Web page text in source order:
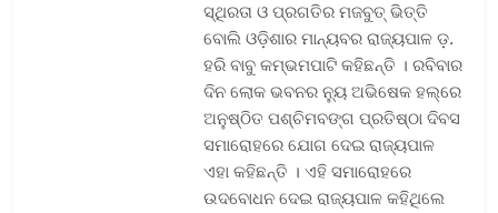
ସ୍ଥିରତା ଓ ପ୍ରଗତିର ମଜବୁତ୍ ଭିତ୍ତି
ବୋଲି ଓଡ଼ିଶାର ମାନ୍ୟବର ରାଜ୍ୟପାଳ ଡ଼.
ହରି ବାବୁ କମ୍ଭମପାଟି କହିଛନ୍ତି । ରବିବାର
ଦିନ ଲୋକ ଭବନର ନ୍ୟୁ ଅଭିଷେକ ହଲ୍‌ରେ
ଅନୁଷ୍ଠିତ ପଶ୍ଚିମବଙ୍ଗ ପ୍ରତିଷ୍ଠା ଦିବସ
ସମାରୋହରେ ଯୋଗ ଦେଇ ରାଜ୍ୟପାଳ
ଏହା କହିଛନ୍ତି । ଏହି ସମାରୋହରେ
ଉଦବୋଧନ ଦେଇ ରାଜ୍ୟପାଳ କହିଥିଲେ